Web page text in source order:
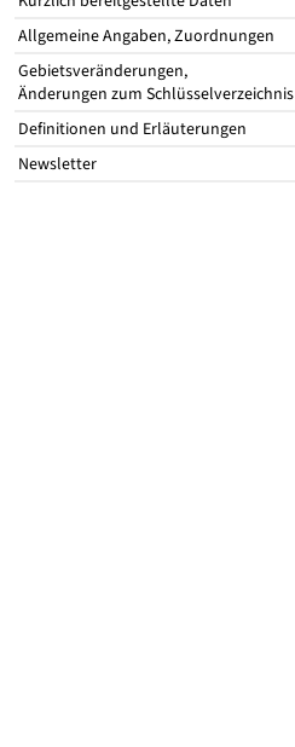
Allgemeine Angaben, Zuordnungen
Gebietsveränderungen,
Änderungen zum Schlüsselverzeichnis
Definitionen und Erläuterungen
Newsletter